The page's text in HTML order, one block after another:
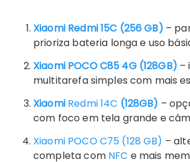
Xiaomi Redmi 15C (256 GB) –
prioriza bateria longa e uso
Xiaomi POCO C85 4G (128GB) –
multitarefa simples com mais
Xiaomi Redmi 14C (128GB) –
com foco em tela grande e
Xiaomi POCO C75 (128 GB) –
completa com NFC e mais